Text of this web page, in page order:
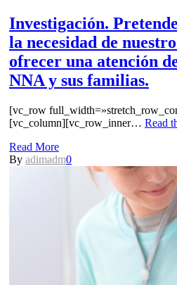
Investigación.
la necesidad de
ofrecer una atención
NNA y sus familias.
[vc_row
[vc_column][vc_row_inner… Read
Read More
By adimadm0